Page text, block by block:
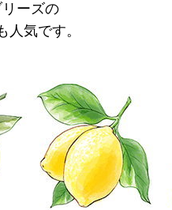
ーズの
人気です。